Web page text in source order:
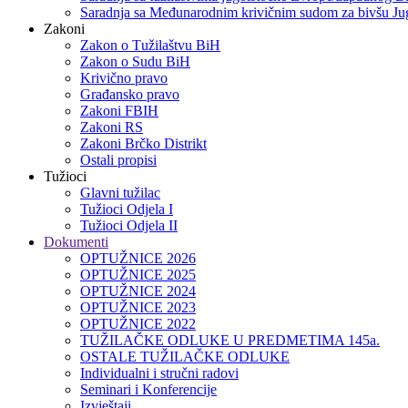
Saradnja sa Međunarodnim krivičnim sudom za bivšu
Zakoni
Zakon o Тužilaštvu BiH
Zakon o Sudu BiH
Krivično pravo
Građansko pravo
Zakoni FBIH
Zakoni RS
Zakoni Brčko Distrikt
Ostali propisi
Tužioci
Glavni tužilac
Tužioci Odjela I
Tužioci Odjela II
Dokumenti
OPTUŽNICE 2026
OPTUŽNICE 2025
OPTUŽNICE 2024
OPTUŽNICE 2023
OPTUŽNICE 2022
TUŽILAČKE ODLUKE U PREDMETIMA 145a.
OSTALE TUŽILAČKE ODLUKE
Individualni i stručni radovi
Seminari i Konferencije